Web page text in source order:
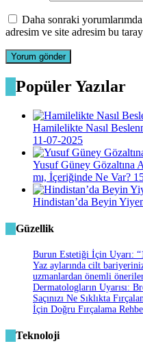
Daha sonraki
adresim ve site adresim bu
Popüler Yazılar
Hamilelikte Nasıl
11-07-2025
Yusuf Güney Gözaltına
mı, İçeriğinde Ne Var?
Hindistan’da Beyin
Güzellik
Burun Estetiği İçin Uyarı:
Yaz aylarında cilt
uzmanlardan önemli
Dermatologların Uyarısı:
Saçınızı Ne Sıklıkta
İçin Doğru Fırçalama
Teknoloji